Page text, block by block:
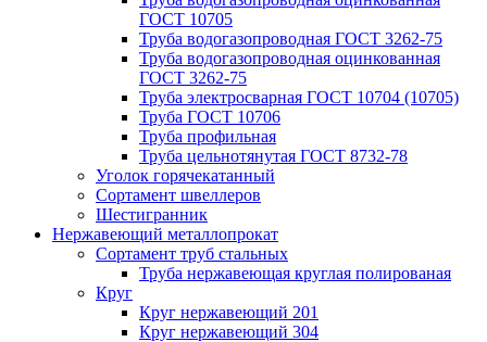
ГОСТ 10705
Труба водогазопроводная ГОСТ 3262-75
Труба водогазопроводная оцинкованная
ГОСТ 3262-75
Труба электросварная ГОСТ 10704 (10705)
Труба ГОСТ 10706
Труба профильная
Труба цельнотянутая ГОСТ 8732-78
Уголок горячекатанный
Сортамент швеллеров
Шестигранник
Нержавеющий металлопрокат
Сортамент труб стальных
Труба нержавеющая круглая полированая
Круг
Круг нержавеющий 201
Круг нержавеющий 304